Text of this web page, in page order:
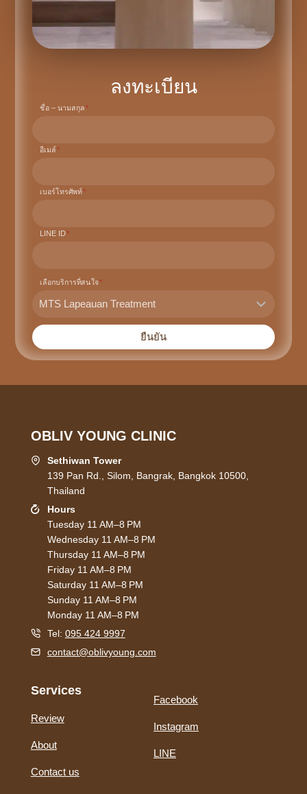
ลงทะเบียน
ชื่อ – นามสกุล*
อีเมล์*
เบอร์โทรศัพท์*
LINE ID*
เลือกบริการที่สนใจ*
ยืนยัน
OBLIV YOUNG CLINIC
Sethiwan Tower
139 Pan Rd., Silom, Bangrak, Bangkok 10500,
Thailand
Hours
Tuesday 11 AM–8 PM
Wednesday 11 AM–8 PM
Thursday 11 AM–8 PM
Friday 11 AM–8 PM
Saturday 11 AM–8 PM
Sunday 11 AM–8 PM
Monday 11 AM–8 PM
Tel: 095 424 9997
contact@oblivyoung.com
Services
Review
About
Contact us
Facebook
Instagram
LINE